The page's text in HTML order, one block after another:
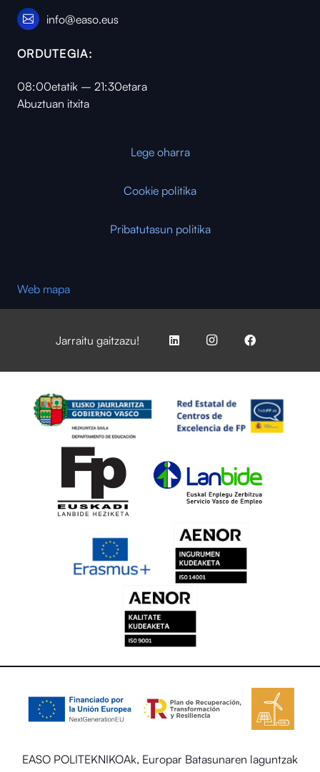
info@easo.eus
ORDUTEGIA:
08:00etatik – 21:30etara
Abuztuan itxita
Lege oharra
Cookie politika
Pribatutasun politika
Web mapa
Jarraitu gaitzazu!
EASO POLITEKNIKOAk, Europar Batasunaren laguntzak